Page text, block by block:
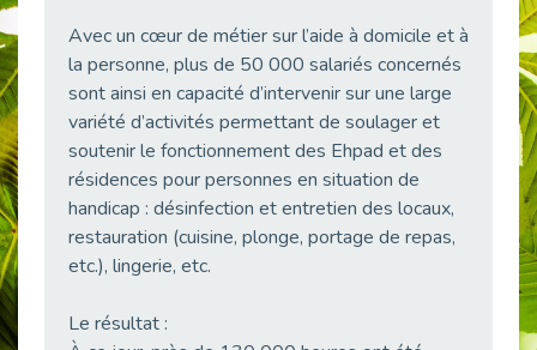
Publié le 27/04/2026
Mobilisation pour l’alternance et le handicap
Publié le 24/04/2026
Handicap moteur et emploi : réussir ses recrutements vidéo
Témoignage : "Le maintien en emploi est un investissement, pas une contrainte."
Publié le 22/04/2026
Avec un cœur de métier sur l’aide à domicile et à
la personne, plus de 50 000 salariés concernés
sont ainsi en capacité d’intervenir sur une large
variété d’activités permettant de soulager et
soutenir le fonctionnement des Ehpad et des
résidences pour personnes en situation de
handicap : désinfection et entretien des locaux,
restauration (cuisine, plonge, portage de repas,
etc.), lingerie, etc.
Le résultat :